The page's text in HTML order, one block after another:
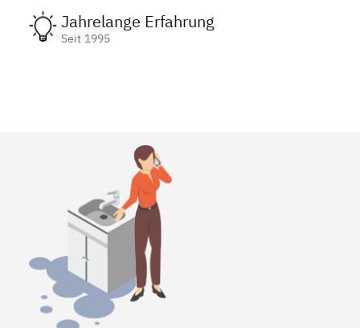
Jahrelange Erfahrung
Seit 1995